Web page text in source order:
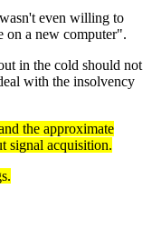
even willing to
on a new computer".
in the cold should not
with the insolvency
the approximate
signal acquisition.